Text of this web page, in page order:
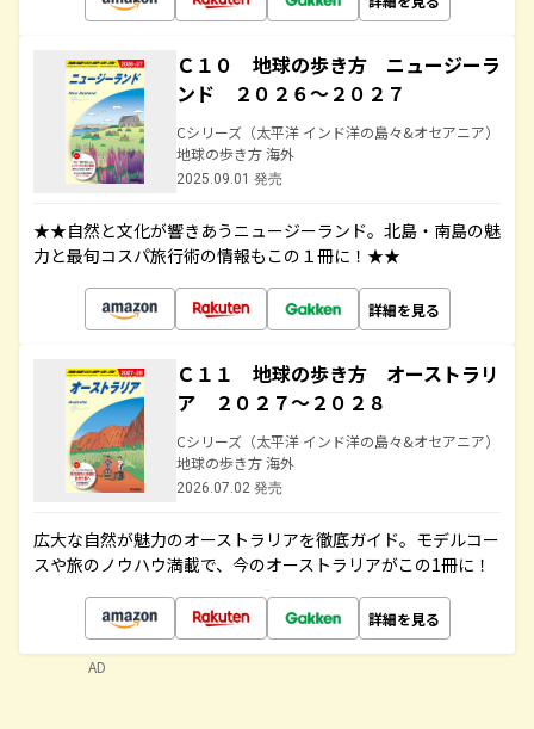
Ｃ１０ 地球の歩き方 ニュージーラ
ンド ２０２６～２０２７
Cシリーズ（太平洋 インド洋の島々&オセアニア）
地球の歩き方 海外
2025.09.01 発売
★★自然と文化が響きあうニュージーランド。北島・南島の魅
力と最旬コスパ旅行術の情報もこの１冊に！★★
詳細を見る
Ｃ１１ 地球の歩き方 オーストラリ
ア ２０２７～２０２８
Cシリーズ（太平洋 インド洋の島々&オセアニア）
地球の歩き方 海外
2026.07.02 発売
広大な自然が魅力のオーストラリアを徹底ガイド。モデルコー
スや旅のノウハウ満載で、今のオーストラリアがこの1冊に！
詳細を見る
AD